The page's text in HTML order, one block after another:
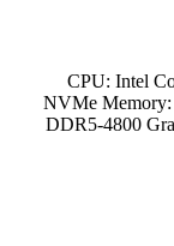
CPU: Intel
NVMe
DDR5-4800